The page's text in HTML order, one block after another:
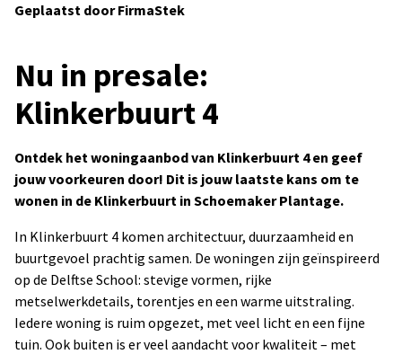
Geplaatst door FirmaStek
Nu in presale:
Klinkerbuurt 4
Ontdek het woningaanbod van Klinkerbuurt 4 en geef
jouw voorkeuren door! Dit is jouw laatste kans om te
wonen in de Klinkerbuurt in Schoemaker Plantage.
In Klinkerbuurt 4 komen architectuur, duurzaamheid en
buurtgevoel prachtig samen. De woningen zijn geïnspireerd
op de Delftse School: stevige vormen, rijke
metselwerkdetails, torentjes en een warme uitstraling.
Iedere woning is ruim opgezet, met veel licht en een fijne
tuin. Ook buiten is er veel aandacht voor kwaliteit – met